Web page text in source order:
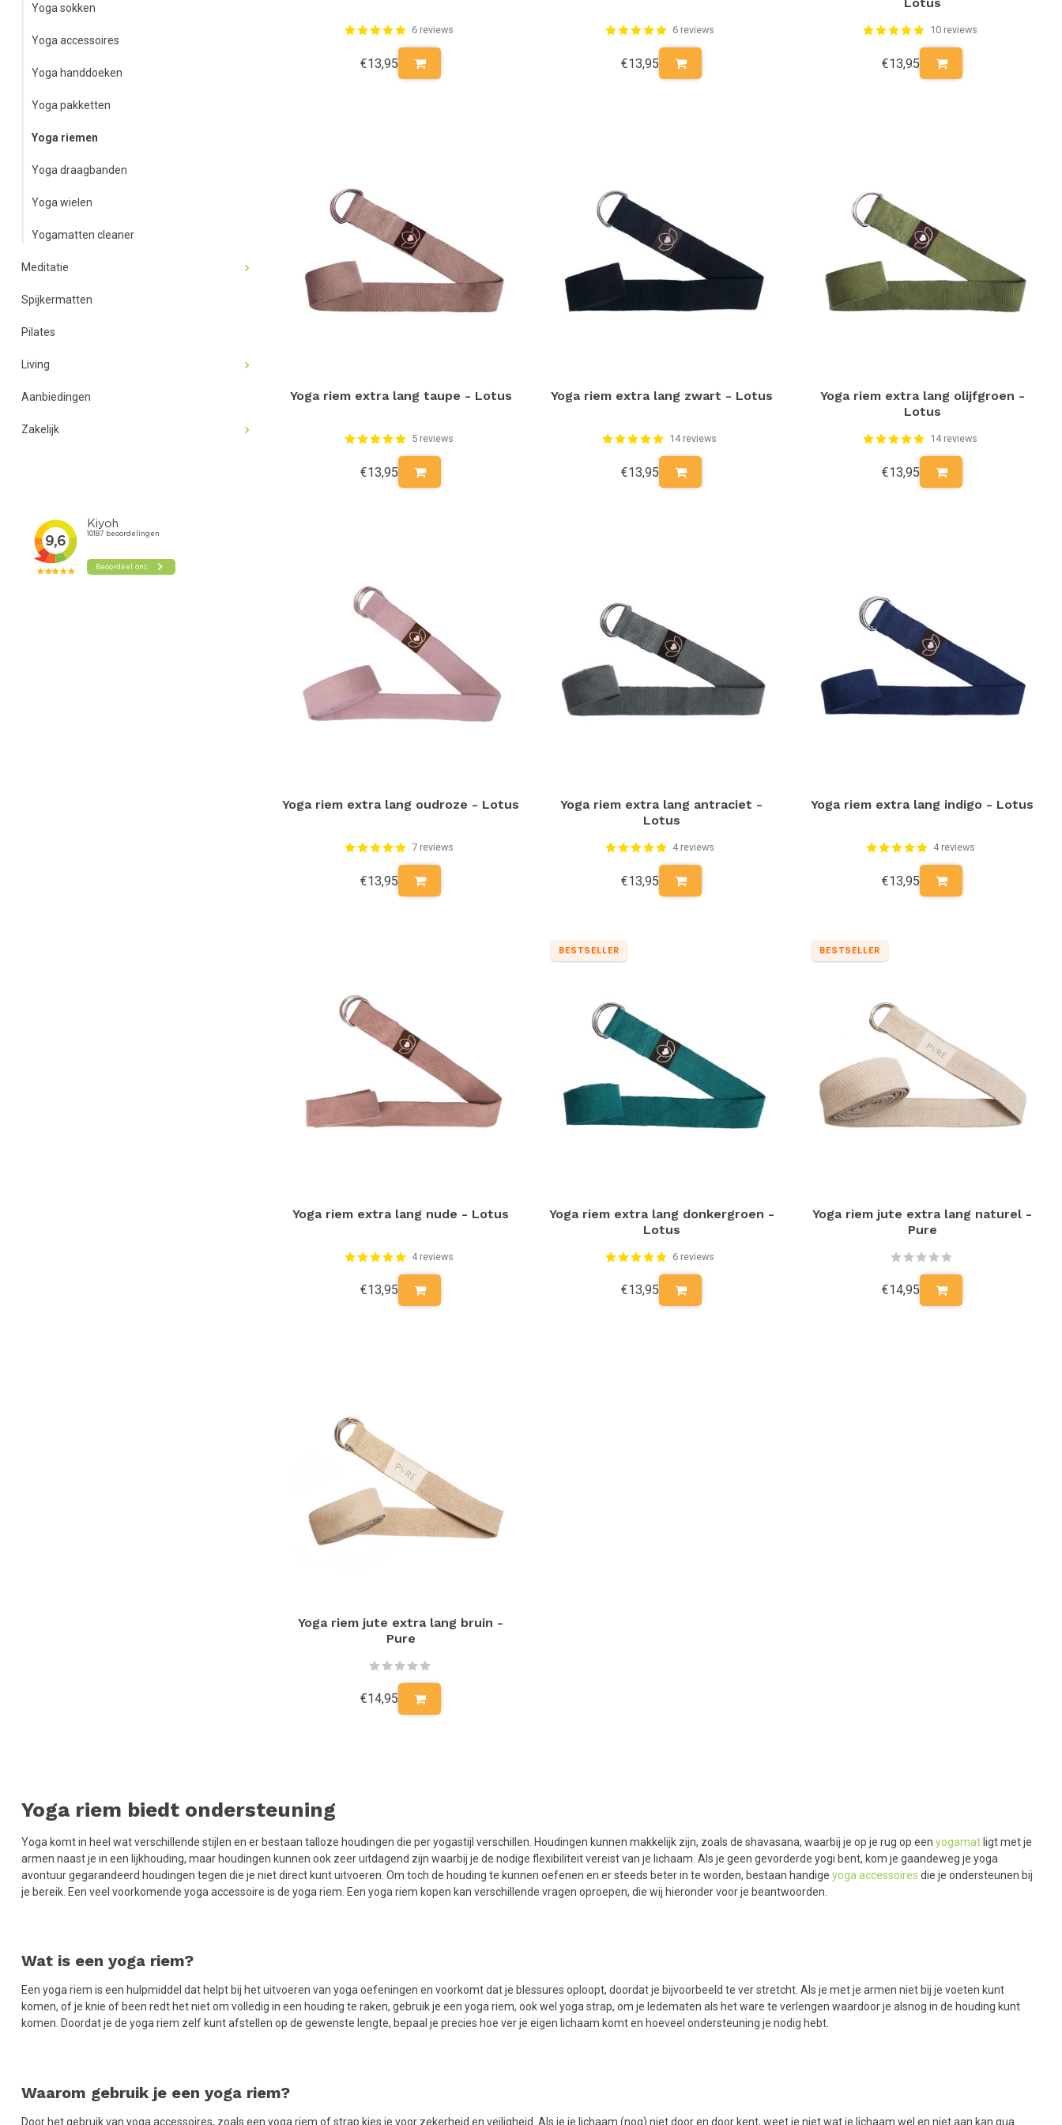
Yoga sokken
Yoga accessoires
Yoga handdoeken
Yoga pakketten
Yoga riemen
Yoga draagbanden
Yoga wielen
Yogamatten cleaner
Meditatie
Spijkermatten
Pilates
Living
Aanbiedingen
Zakelijk
6 reviews
€13,95
6 reviews
€13,95
10 reviews
€13,95
Yoga riem extra lang taupe - Lotus
5 reviews
€13,95
Yoga riem extra lang zwart - Lotus
14 reviews
€13,95
Yoga riem extra lang olijfgroen -
Lotus
14 reviews
€13,95
Yoga riem extra lang oudroze - Lotus
7 reviews
€13,95
Yoga riem extra lang antraciet -
Lotus
4 reviews
€13,95
Yoga riem extra lang indigo - Lotus
4 reviews
€13,95
Yoga riem extra lang nude - Lotus
4 reviews
€13,95
BESTSELLER
Yoga riem extra lang donkergroen -
Lotus
6 reviews
€13,95
BESTSELLER
Yoga riem jute extra lang naturel -
Pure
€14,95
Yoga riem jute extra lang bruin -
Pure
€14,95
Yoga riem biedt ondersteuning
Yoga komt in heel wat verschillende stijlen en er bestaan talloze houdingen die per yogastijl verschillen. Houdingen kunnen makkelijk zijn, zoals de shavasana, waarbij je op je rug op een yogamat ligt met je
armen naast je in een lijkhouding, maar houdingen kunnen ook zeer uitdagend zijn waarbij je de nodige flexibiliteit vereist van je lichaam. Als je geen gevorderde yogi bent, kom je gaandeweg je yoga
avontuur gegarandeerd houdingen tegen die je niet direct kunt uitvoeren. Om toch de houding te kunnen oefenen en er steeds beter in te worden, bestaan handige yoga accessoires die je ondersteunen bij
je bereik. Een veel voorkomende yoga accessoire is de yoga riem. Een yoga riem kopen kan verschillende vragen oproepen, die wij hieronder voor je beantwoorden.
Wat is een yoga riem?
Een yoga riem is een hulpmiddel dat helpt bij het uitvoeren van yoga oefeningen en voorkomt dat je blessures oploopt, doordat je bijvoorbeeld te ver stretcht. Als je met je armen niet bij je voeten kunt
komen, of je knie of been redt het niet om volledig in een houding te raken, gebruik je een yoga riem, ook wel yoga strap, om je ledematen als het ware te verlengen waardoor je alsnog in de houding kunt
komen. Doordat je de yoga riem zelf kunt afstellen op de gewenste lengte, bepaal je precies hoe ver je eigen lichaam komt en hoeveel ondersteuning je nodig hebt.
Waarom gebruik je een yoga riem?
Door het gebruik van yoga accessoires, zoals een yoga riem of strap kies je voor zekerheid en veiligheid. Als je je lichaam (nog) niet door en door kent, weet je niet wat je lichaam wel en niet aan kan qua